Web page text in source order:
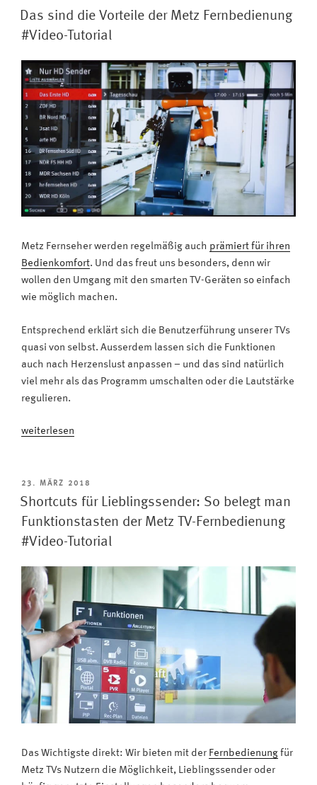
Sendung
verpasst?
blauen
Taste
jetzt
eine
laufende
Sendung
von
vorne
anschauen“
AM
Das sind die Vorteile der Metz Fernbedienung
#Video-Tutorial
Metz Fernseher werden regelmäßig auch prämiert für ihren
Bedienkomfort. Und das freut uns besonders, denn wir
wollen den Umgang mit den smarten TV-Geräten so einfach
wie möglich machen.
Entsprechend erklärt sich die Benutzerführung unserer TVs
quasi von selbst. Ausserdem lassen sich die Funktionen
auch nach Herzenslust anpassen – und das sind natürlich
viel mehr als das Programm umschalten oder die Lautstärke
regulieren.
„Das
Vorteile
der
Metz
Tutorial“
weiterlesen
VERÖFFENTLICHT
AM
23. MÄRZ 2018
Shortcuts für Lieblingssender: So belegt man
Funktionstasten der Metz TV-Fernbedienung
#Video-Tutorial
Das Wichtigste direkt: Wir bieten mit der Fernbedienung für
Metz TVs Nutzern die Möglichkeit, Lieblingssender oder